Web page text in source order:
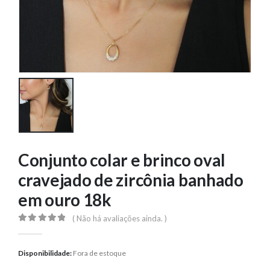
Conjunto colar e brinco oval
cravejado de zircônia banhado
em ouro 18k
( Não há avaliações ainda. )
Disponibilidade: Fora de estoque